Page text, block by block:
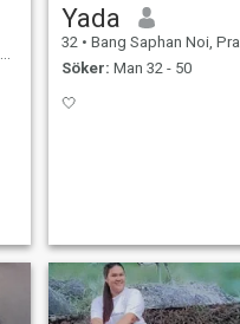
Yada
32 • Bang Saphan Noi, Prachuap Khiri Khan, Thailand
Söker: Man 32 - 50
🤍